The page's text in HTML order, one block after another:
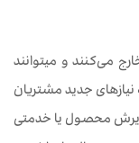
می‌کنند و میتوانند
جدید مشتریان
محصول یا خدمتی